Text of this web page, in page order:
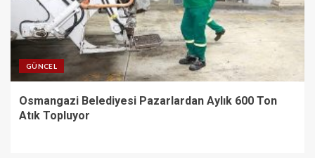
GÜNCEL
Osmangazi Belediyesi Pazarlardan Aylık 600 Ton
Atık Topluyor